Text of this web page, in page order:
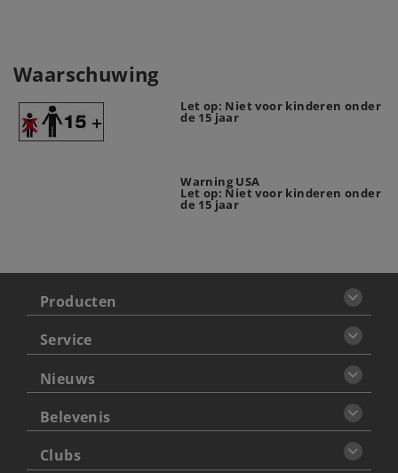
Waarschuwing
Let op: Niet voor kinderen onder
de 15 jaar
Warning USA
Let op: Niet voor kinderen onder
de 15 jaar
Producten
Service
Nieuws
Belevenis
Clubs